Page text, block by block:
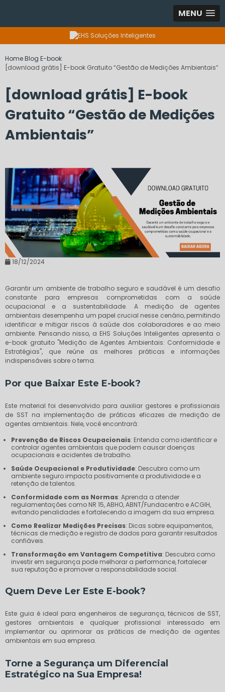
MENU
HomeBlog E-book
[download grátis] E-book Gratuito “Gestão de Medições Ambientais”
[download grátis] E-book
Gratuito “Gestão de Medições
Ambientais”
18/12/2024
Garantir um ambiente de trabalho seguro e saudável é um desafio
constante para empresas comprometidas com a saúde
ocupacional e a sustentabilidade. A medição de agentes
ambientais desempenha um papel crucial nesse cenário, permitindo
identificar e mitigar riscos à saúde dos colaboradores e ao meio
ambiente. Pensando nisso, a EHS Soluções Inteligentes apresenta o
e-book gratuito "Medição de Agentes Ambientais: Conformidade e
Estratégias", que reúne as melhores práticas e informações
indispensáveis sobre o tema.
Por que Baixar Este E-book?
Este material foi desenvolvido para auxiliar gestores e profissionais
de SST na implementação de práticas eficazes de medição de
agentes ambientais. Nele, você encontrará:
Prevenção de Riscos Ocupacionais: Entenda como identificar e
controlar agentes ambientais que podem causar doenças
ocupacionais e acidentes de trabalho.
Saúde Ocupacional e Produtividade: Descubra como um
ambiente seguro impacta positivamente a produtividade e a
retenção de talentos.
Conformidade com as Normas: Aprenda a atender
regulamentações como NR 15, ABHO, ABNT/Fundacentro e ACGIH,
evitando penalidades e fortalecendo a imagem da sua empresa.
Como Realizar Medições Precisas: Dicas sobre equipamentos,
técnicas de medição e registro de dados para garantir resultados
confiáveis.
Transformação em Vantagem Competitiva: Descubra como
investir em segurança pode melhorar a performance, fortalecer
sua reputação e promover a responsabilidade social.
Quem Deve Ler Este E-book?
Este guia é ideal para engenheiros de segurança, técnicos de SST,
gestores ambientais e qualquer profissional interessado em
implementar ou aprimorar as práticas de medição de agentes
ambientais em sua empresa.
Torne a Segurança um Diferencial
Estratégico na Sua Empresa!